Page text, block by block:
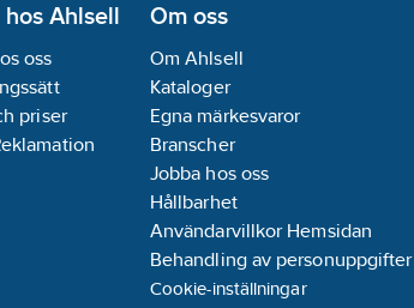
Ahlsell
oss
priser
Om oss
Om Ahlsell
Kataloger
Egna märkesvaror
Branscher
Jobba hos oss
Hållbarhet
Användarvillkor Hemsidan
Behandling av personuppgifter
Cookie-inställningar